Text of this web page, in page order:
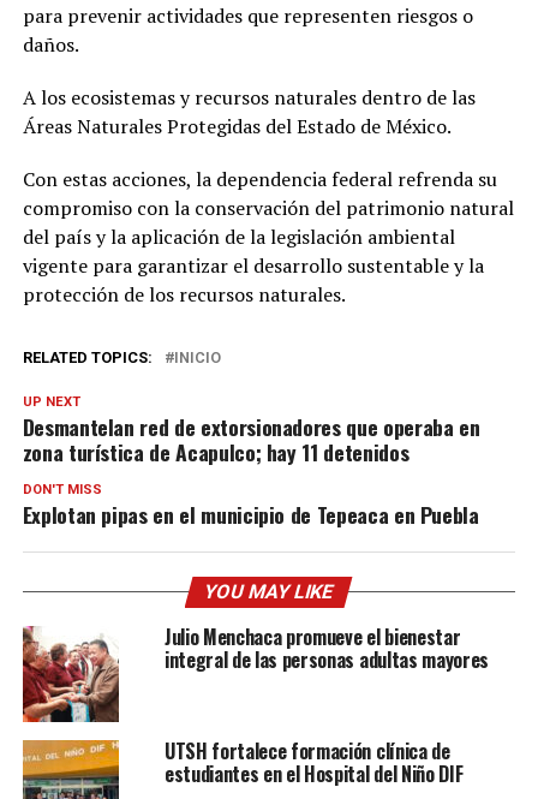
para prevenir actividades que representen riesgos o
daños.
A los ecosistemas y recursos naturales dentro de las
Áreas Naturales Protegidas del Estado de México.
Con estas acciones, la dependencia federal refrenda su
compromiso con la conservación del patrimonio natural
del país y la aplicación de la legislación ambiental
vigente para garantizar el desarrollo sustentable y la
protección de los recursos naturales.
RELATED TOPICS: INICIO
UP NEXT
Desmantelan red de extorsionadores que operaba en
zona turística de Acapulco; hay 11 detenidos
DON'T MISS
Explotan pipas en el municipio de Tepeaca en Puebla
YOU MAY LIKE
Julio Menchaca promueve el bienestar
integral de las personas adultas mayores
UTSH fortalece formación clínica de
estudiantes en el Hospital del Niño DIF